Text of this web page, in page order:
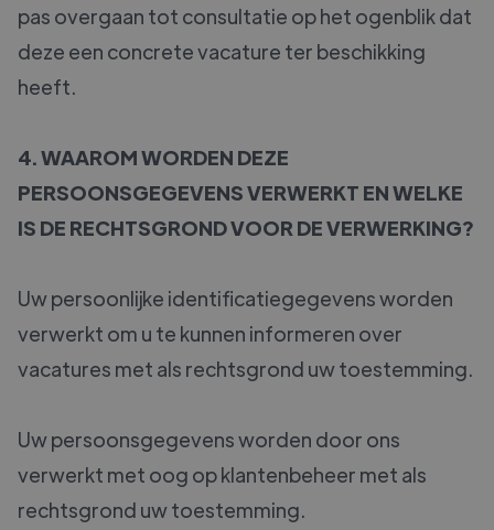
pas overgaan tot consultatie op het ogenblik dat
deze een concrete vacature ter beschikking
heeft.
4. WAAROM WORDEN DEZE
PERSOONSGEGEVENS VERWERKT EN WELKE
IS DE RECHTSGROND VOOR DE VERWERKING?
Uw persoonlijke identificatiegegevens worden
verwerkt om u te kunnen informeren over
vacatures met als rechtsgrond uw toestemming.
Uw persoonsgegevens worden door ons
verwerkt met oog op klantenbeheer met als
rechtsgrond uw toestemming.